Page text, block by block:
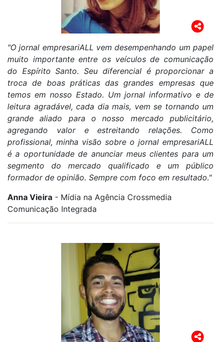
"O jornal empresariALL vem desempenhando um papel
muito importante entre os veículos de comunicação
do Espírito Santo. Seu diferencial é proporcionar a
troca de boas práticas das grandes empresas que
temos em nosso Estado. Um jornal informativo e de
leitura agradável, cada dia mais, vem se tornando um
grande aliado para o nosso mercado publicitário,
agregando valor e estreitando relações. Como
profissional, minha visão sobre o jornal empresariALL
é a oportunidade de anunciar meus clientes para um
segmento do mercado qualificado e um público
formador de opinião. Sempre com foco em resultado."
Anna Vieira - Mídia na Agência Crossmedia
Comunicação Integrada